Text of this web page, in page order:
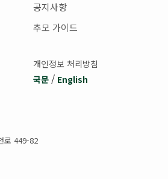
공지사항
추모 가이드
개인정보 처리방침
국문 / English
로 449-82